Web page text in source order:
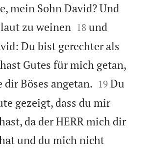
mein Sohn David? Und
zu weinen 

18 und
Du bist gerechter als
Gutes für mich getan,
dir Böses angetan. 

19 Du
gezeigt, dass du mir
da der HERR mich dir
und du mich nicht